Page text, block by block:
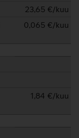
23,65 €/kuu
0,065 €/kuu
1,84 €/kuu